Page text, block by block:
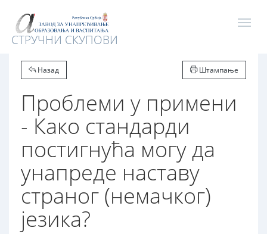
СТРУЧНИ СКУПОВИ
Назад Штампање
Проблеми у примени
- Како стандарди
постигнућа могу да
унапреде наставу
страног (немачког)
језика?